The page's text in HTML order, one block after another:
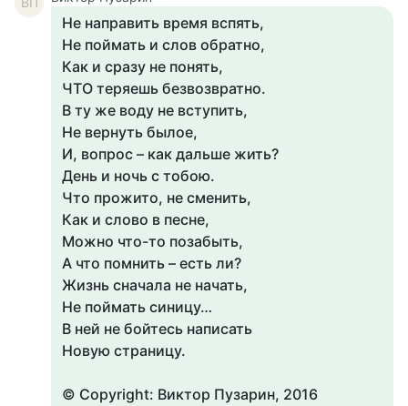
Не направить время вспять,
Не поймать и слов обратно,
Как и сразу не понять,
ЧТО теряешь безвозвратно.
В ту же воду не вступить,
Не вернуть былое,
И, вопрос – как дальше жить?
День и ночь с тобою.
Что прожито, не сменить,
Как и слово в песне,
Можно что-то позабыть,
А что помнить – есть ли?
Жизнь сначала не начать,
Не поймать синицу…
В ней не бойтесь написать
Новую страницу.
© Copyright: Виктор Пузарин, 2016